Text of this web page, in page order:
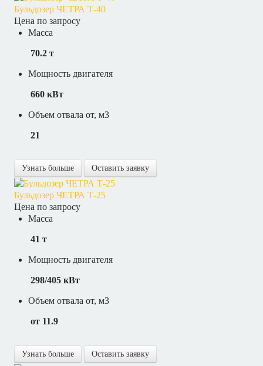
Бульдозер ЧЕТРА Т-40
Цена по запросу
Масса
70.2 т
Мощность двигателя
660 кВт
Объем отвала от, м3
21
Узнать больше Оставить заявку
Бульдозер ЧЕТРА Т-25
Цена по запросу
Масса
41 т
Мощность двигателя
298/405 кВт
Объем отвала от, м3
от 11.9
Узнать больше Оставить заявку